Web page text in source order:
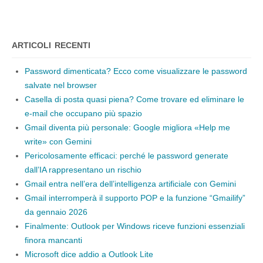
ARTICOLI RECENTI
Password dimenticata? Ecco come visualizzare le password
salvate nel browser
Casella di posta quasi piena? Come trovare ed eliminare le
e-mail che occupano più spazio
Gmail diventa più personale: Google migliora «Help me
write» con Gemini
Pericolosamente efficaci: perché le password generate
dall’IA rappresentano un rischio
Gmail entra nell’era dell’intelligenza artificiale con Gemini
Gmail interromperà il supporto POP e la funzione “Gmailify”
da gennaio 2026
Finalmente: Outlook per Windows riceve funzioni essenziali
finora mancanti
Microsoft dice addio a Outlook Lite